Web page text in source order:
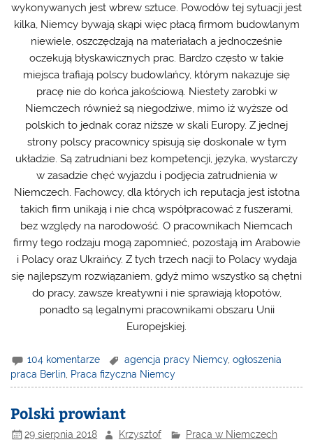
wykonywanych jest wbrew sztuce. Powodów tej sytuacji jest
kilka, Niemcy bywają skąpi więc płacą firmom budowlanym
niewiele, oszczędzają na materiałach a jednocześnie
oczekują błyskawicznych prac. Bardzo często w takie
miejsca trafiają polscy budowlańcy, którym nakazuje się
pracę nie do końca jakościową. Niestety zarobki w
Niemczech również są niegodziwe, mimo iż wyższe od
polskich to jednak coraz niższe w skali Europy. Z jednej
strony polscy pracownicy spisują się doskonale w tym
układzie. Są zatrudniani bez kompetencji, języka, wystarczy
w zasadzie chęć wyjazdu i podjęcia zatrudnienia w
Niemczech. Fachowcy, dla których ich reputacja jest istotna
takich firm unikają i nie chcą współpracować z fuszerami,
bez względy na narodowość. O pracownikach Niemcach
firmy tego rodzaju mogą zapomnieć, pozostają im Arabowie
i Polacy oraz Ukraińcy. Z tych trzech nacji to Polacy wydaja
się najlepszym rozwiązaniem, gdyż mimo wszystko są chętni
do pracy, zawsze kreatywni i nie sprawiają kłopotów,
ponadto są legalnymi pracownikami obszaru Unii
Europejskiej.
104 komentarze agencja pracy Niemcy,ogłoszenia
praca Berlin, Praca fizyczna Niemcy
Polski prowiant
29 sierpnia 2018 Krzysztof Praca w Niemczech